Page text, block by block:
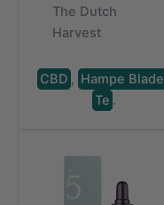
The Dutch
Harvest
CBD , Hampe Blade
Te .